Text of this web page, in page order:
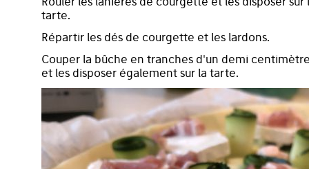
tarte.
Répartir les dés de courgette et les lardons.
Couper la bûche en tranches d'un demi
et les disposer également sur la tarte.